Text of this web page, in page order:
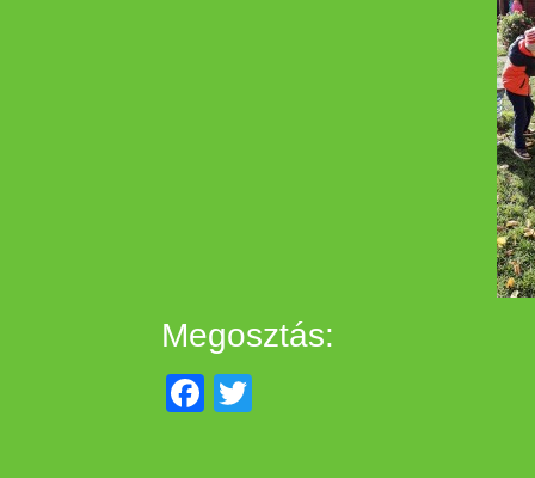
Megosztás:
Facebook